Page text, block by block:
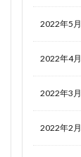
2022年5月
2022年4月
2022年3月
2022年2月